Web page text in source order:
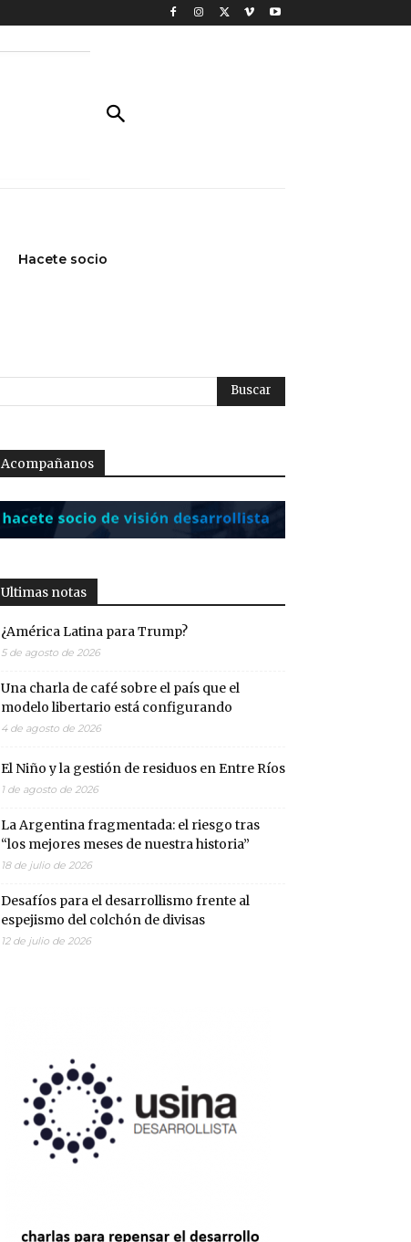
Hacete socio
Acompañanos
Ultimas notas
¿América Latina para Trump?
5 de agosto de 2026
Una charla de café sobre el país que el
modelo libertario está configurando
4 de agosto de 2026
El Niño y la gestión de residuos en Entre Ríos
1 de agosto de 2026
La Argentina fragmentada: el riesgo tras
“los mejores meses de nuestra historia”
18 de julio de 2026
Desafíos para el desarrollismo frente al
espejismo del colchón de divisas
12 de julio de 2026